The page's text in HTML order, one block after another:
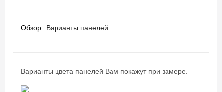
Обзор Варианты панелей
Варианты цвета панелей Вам покажут при замере.